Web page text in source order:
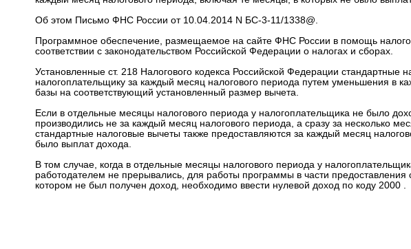
Об этом Письмо ФНС России от 10.04.2014 N БС-3-11/1338@.
Программное обеспечение, размещаемое на сайте ФНС России в помощь
соответствии с законодательством Российской Федерации о налогах и сборах.
Установленные ст. 218 Налогового кодекса Российской Федерации стандартные
налогоплательщику за каждый месяц налогового периода путем уменьшения в
базы на соответствующий установленный размер вычета.
Если в отдельные месяцы налогового периода у налогоплательщика не было
производились не за каждый месяц налогового периода, а сразу за несколько
стандартные налоговые вычеты также предоставляются за каждый месяц
было выплат дохода.
В том случае, когда в отдельные месяцы налогового периода у
работодателем не прерывались, для работы программы в части предоставления
котором не был получен доход, необходимо ввести нулевой доход по коду 2000 .